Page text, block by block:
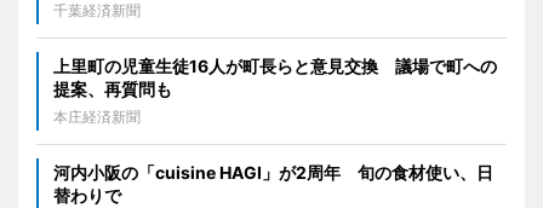
千葉経済新聞
上里町の児童生徒16人が町長らと意見交換 議場で町への
提案、再質問も
本庄経済新聞
河内小阪の「cuisine HAGI」が2周年 旬の食材使い、日
替わりで